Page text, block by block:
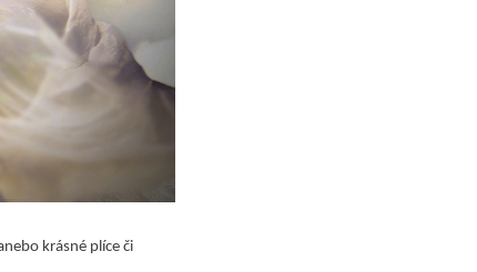
krásné plíce či